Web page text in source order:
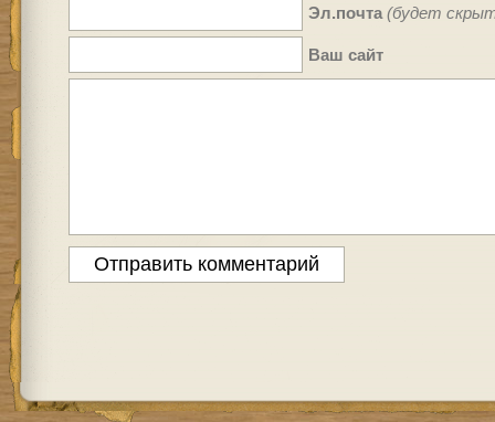
Эл.почта (будет
Ваш сайт